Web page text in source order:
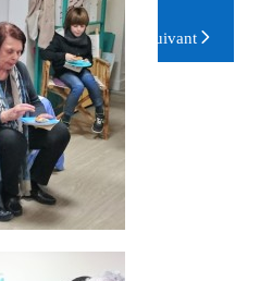
Suivant